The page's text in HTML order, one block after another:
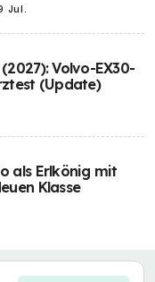
Jul.
Volvo-EX30-
(Update)
als Erlkönig mit
Klasse